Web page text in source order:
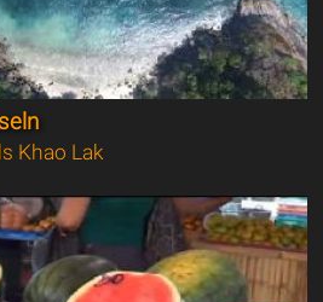
Khao Lak